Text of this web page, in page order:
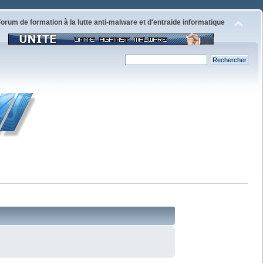
de formation à la lutte anti-malware et d'entraide informatique